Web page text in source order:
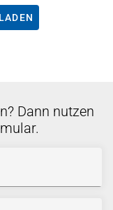
Dann nutzen